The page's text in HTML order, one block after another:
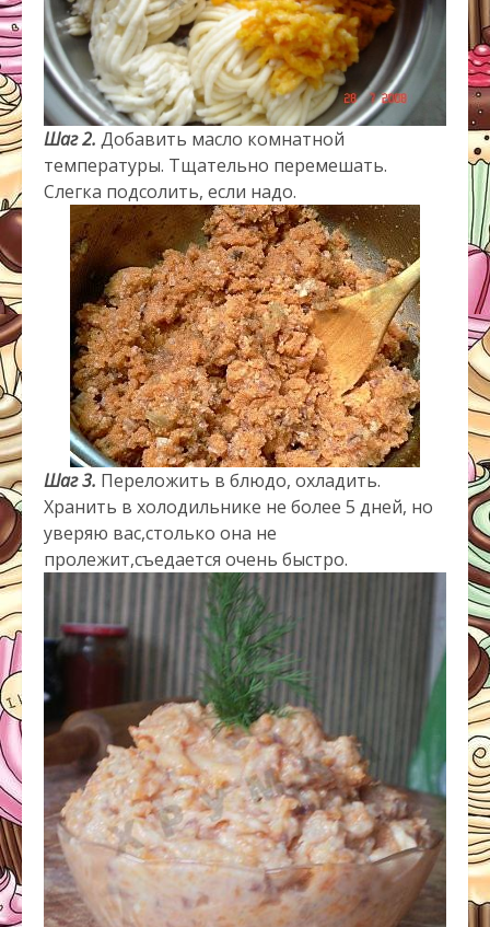
Шаг 2. Добавить масло комнатной
температуры. Тщательно перемешать.
Слегка подсолить, если надо.
Шаг 3. Переложить в блюдо, охладить.
Хранить в холодильнике не более 5 дней, но
уверяю вас,столько она не
пролежит,съедается очень быстро.